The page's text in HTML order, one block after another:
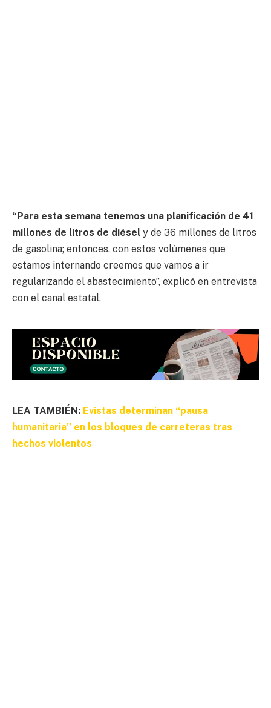
“Para esta semana tenemos una planificación de 41
millones de litros de diésel y de 36 millones de litros
de gasolina; entonces, con estos volúmenes que
estamos internando creemos que vamos a ir
regularizando el abastecimiento”, explicó en entrevista
con el canal estatal.
LEA TAMBIÉN: Evistas determinan “pausa
humanitaria” en los bloques de carreteras tras
hechos violentos